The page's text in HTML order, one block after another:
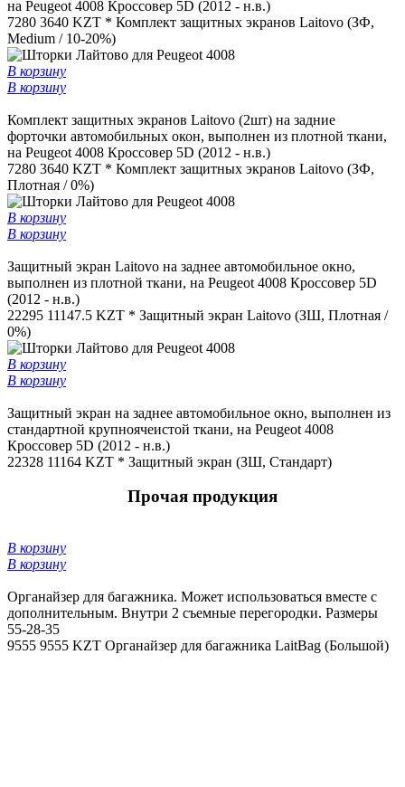
на Peugeot 4008 Кроссовер 5D (2012 - н.в.)
7280 3640 KZT * Комплект защитных экранов Laitovo (ЗФ,
Medium / 10-20%)
В корзину
В корзину
Комплект защитных экранов Laitovo (2шт) на задние
форточки автомобильных окон, выполнен из плотной ткани,
на Peugeot 4008 Кроссовер 5D (2012 - н.в.)
7280 3640 KZT * Комплект защитных экранов Laitovo (ЗФ,
Плотная / 0%)
В корзину
В корзину
Защитный экран Laitovo на заднее автомобильное окно,
выполнен из плотной ткани, на Peugeot 4008 Кроссовер 5D
(2012 - н.в.)
22295 11147.5 KZT * Защитный экран Laitovo (ЗШ, Плотная /
0%)
В корзину
В корзину
Защитный экран на заднее автомобильное окно, выполнен из
стандартной крупноячеистой ткани, на Peugeot 4008
Кроссовер 5D (2012 - н.в.)
22328 11164 KZT * Защитный экран (ЗШ, Стандарт)
Прочая продукция
В корзину
В корзину
Органайзер для багажника. Может использоваться вместе с
дополнительным. Внутри 2 съемные перегородки. Размеры
55-28-35
9555 9555 KZT Органайзер для багажника LaitBag (Большой)